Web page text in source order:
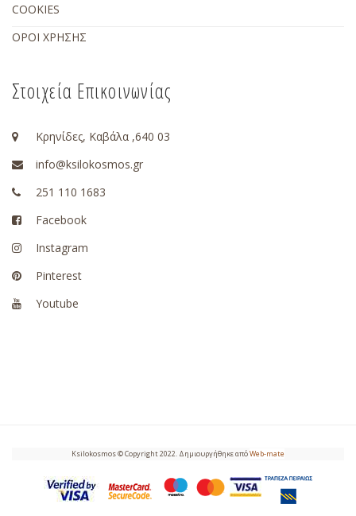
COOKIES
ΟΡΟΙ ΧΡΗΣΗΣ
Στοιχεία Επικοινωνίας
Κρηνίδες, Καβάλα ,640 03
info@ksilokosmos.gr
251 110 1683
Facebook
Instagram
Pinterest
Youtube
Ksilokosmos © Copyright 2022. Δημιουργήθηκε απόWeb-mate